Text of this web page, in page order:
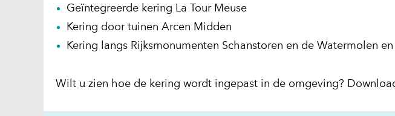
Geïntegreerde kering La Tour Meuse
Kering door tuinen Arcen Midden
Kering langs Rijksmonumenten Schanstoren en de Watermolen
Wilt u zien hoe de kering wordt ingepast in de omgeving?